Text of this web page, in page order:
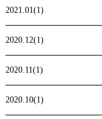
2021.01(1)
2020.12(1)
2020.11(1)
2020.10(1)